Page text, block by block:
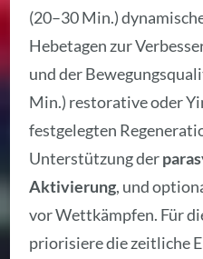
(20–30 Min.)
Hebetagen zur
und der
Min.) restorative oder
festgelegten
Unterstützung der
Aktivierung, und
vor Wettkämpfen. Für
priorisiere die zeitliche